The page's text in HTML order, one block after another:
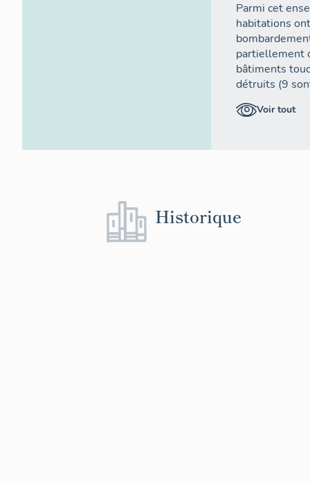
Parmi cet
habitations
partiellement ou
bâtiments
détruits (9
l'autre
la
Voir tout
Historique